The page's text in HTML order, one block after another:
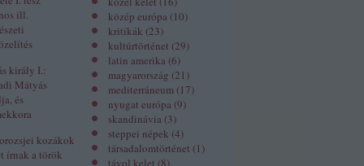
közép európa (10)
kritikák (23)
kultúrtörténet (29)
latin amerika (6)
magyarország (21 )
mediterráneum (17)
nyugat európa (9)
skandinávia (3)
steppei népek (4)
társadalomtörténet (1 )
távol kelet (8)
ill.
király I.:
Mátyás
és
kozákok
írnak a török